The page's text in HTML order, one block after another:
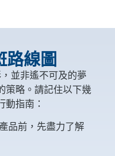
路線圖
並非遙不可及的夢
策略。請記住以下幾
動指南：
品前，先盡力了解